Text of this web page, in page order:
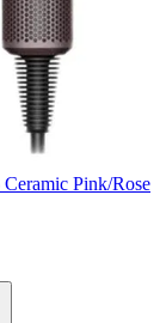
Pink/Rose